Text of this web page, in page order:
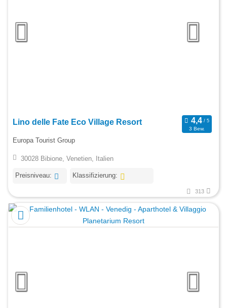
Lino delle Fate Eco Village Resort
3 Bew.
Europa Tourist Group
30028 Bibione, Venetien, Italien
Preisniveau: Klassifizierung:
313